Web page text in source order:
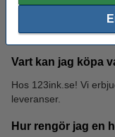
Plåster
Ja! De flesta
Vad du bör undvika är
hållbarhet kan
Vart kan jag köpa
Hos 123ink.se! Vi
leveranser.
Hur rengör jag en